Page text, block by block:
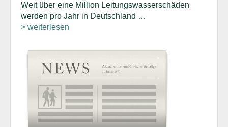
Weit über eine Million Leitungswasserschäden
werden pro Jahr in Deutschland …
> weiterlesen